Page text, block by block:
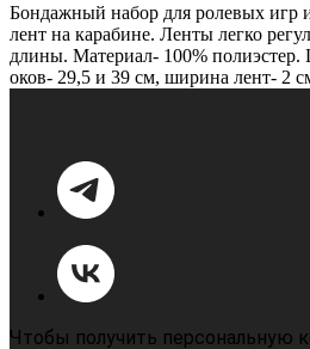
Бондажный набор для ролевых игр
лент на карабине. Ленты легко
длины. Материал- 100%
оков- 29,5 и 39 см, ширина лент- 2
Чтобы получить персональную